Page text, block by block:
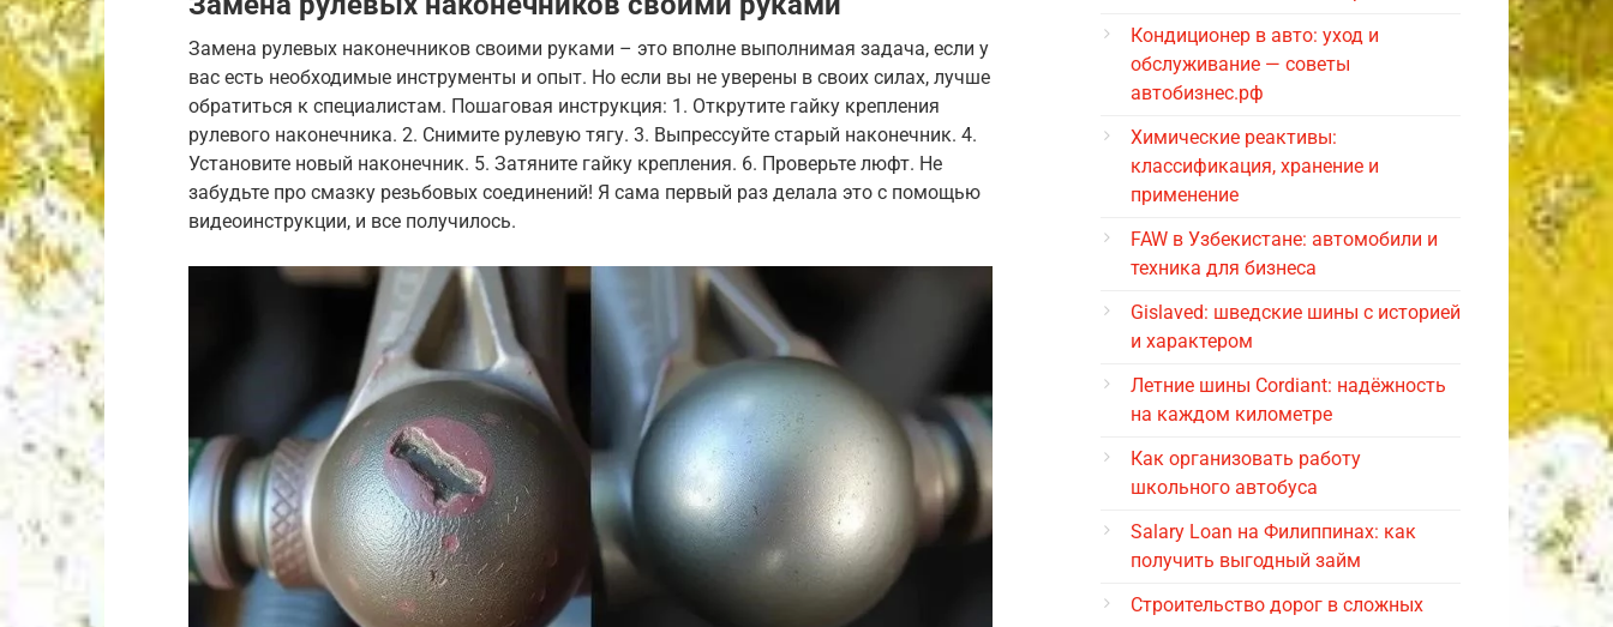
Замена рулевых наконечников своими руками – это вполне выполнимая задача, если у
вас есть необходимые инструменты и опыт. Но если вы не уверены в своих силах, лучше
обратиться к специалистам. Пошаговая инструкция: 1. Открутите гайку крепления
рулевого наконечника. 2. Снимите рулевую тягу. 3. Выпрессуйте старый наконечник. 4.
Установите новый наконечник. 5. Затяните гайку крепления. 6. Проверьте люфт. Не
забудьте про смазку резьбовых соединений! Я сама первый раз делала это с помощью
видеоинструкции, и все получилось.
Кондиционер в авто: уход и
обслуживание — советы
автобизнес.рф
Химические реактивы:
классификация, хранение и
применение
FAW в Узбекистане: автомобили и
техника для бизнеса
Gislaved: шведские шины с историей
и характером
Летние шины Cordiant: надёжность
на каждом километре
Как организовать работу
школьного автобуса
Salary Loan на Филиппинах: как
получить выгодный займ
Строительство дорог в сложных